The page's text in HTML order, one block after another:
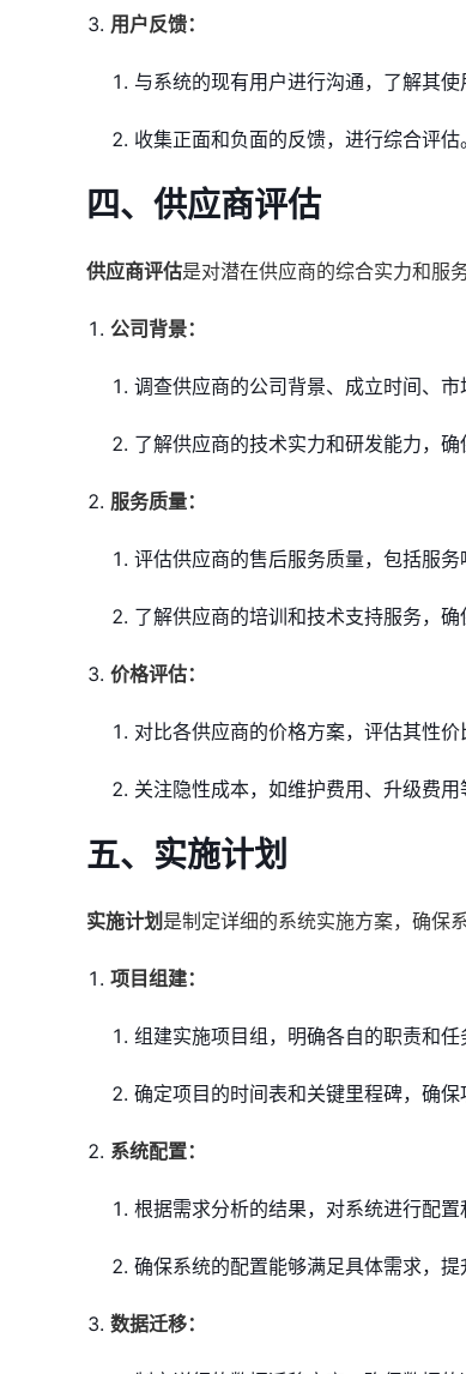
用户反馈：
与系统的现有用户进行沟通，了解其使
收集正面和负面的反馈，进行综合评估。
四、供应商评估
供应商评估是对潜在供应商的综合实力和服
公司背景：
调查供应商的公司背景、成立时间、市
了解供应商的技术实力和研发能力，确
服务质量：
评估供应商的售后服务质量，包括服务
了解供应商的培训和技术支持服务，确
价格评估：
对比各供应商的价格方案，评估其性价
关注隐性成本，如维护费用、升级费用
五、实施计划
实施计划 是制定详细的系统实施方案，确保
项目组建：
组建实施项目组，明确各自的职责和任
确定项目的时间表和关键里程碑，确保
系统配置：
根据需求分析的结果，对系统进行配置
确保系统的配置能够满足具体需求，提
数据迁移：